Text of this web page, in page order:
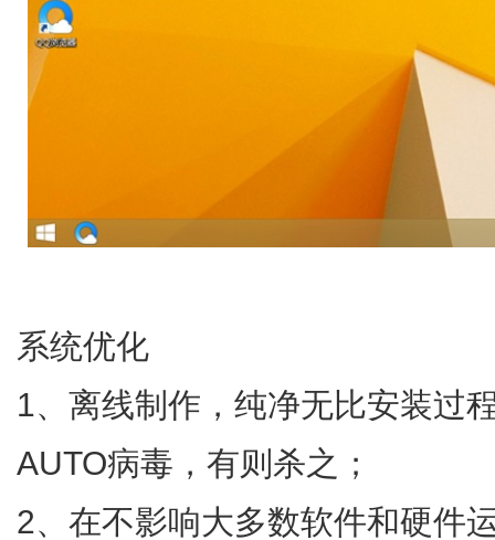
系统优化
1、离线制作，纯净无比安装过
AUTO病毒，有则杀之；
2、在不影响大多数软件和硬件